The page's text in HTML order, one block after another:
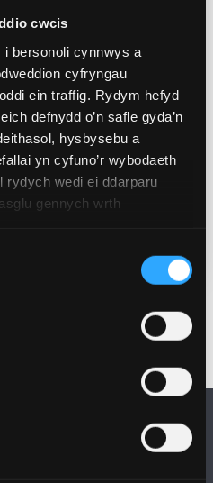
cwcis
bersonoli cynnwys a
cyfryngau
ein traffig. Rydym hefyd
defnydd o’n safle gyda’n
hysbysebu a
yn cyfuno’r wybodaeth
rydych wedi ei ddarparu
gennych wrth
Science & Electronic